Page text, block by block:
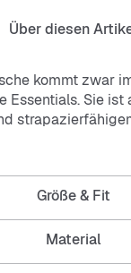
Über diesen
kommt zwar
Essentials. Sie ist
Riemen für die
Größe & Fit
Material